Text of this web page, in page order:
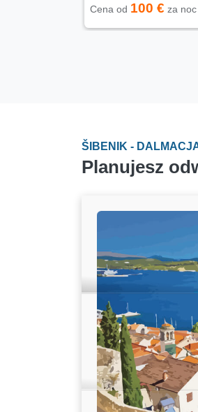
Cena od 30 €za noc
ŠIBENIK -
Planujesz